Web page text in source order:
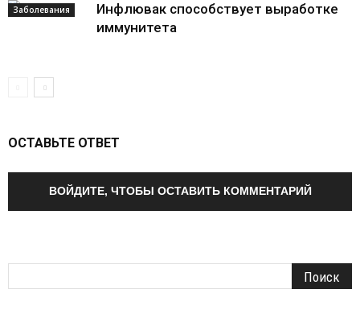
Заболевания
Инфлювак способствует выработке
иммунитета
ОСТАВЬТЕ ОТВЕТ
ВОЙДИТЕ, ЧТОБЫ ОСТАВИТЬ КОММЕНТАРИЙ